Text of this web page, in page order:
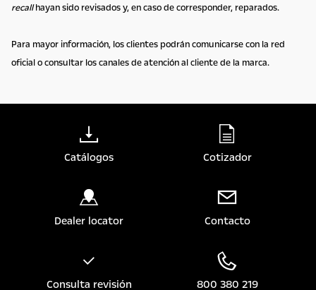
recallhayan sido revisados y, en caso de corresponder, reparados.
Para mayor información, los clientes podrán comunicarse con la red
oficial o consultar los canales de atención al cliente de la marca.
Catálogos Cotizador
Dealer locator Contacto
Consulta revisión 800 380 219